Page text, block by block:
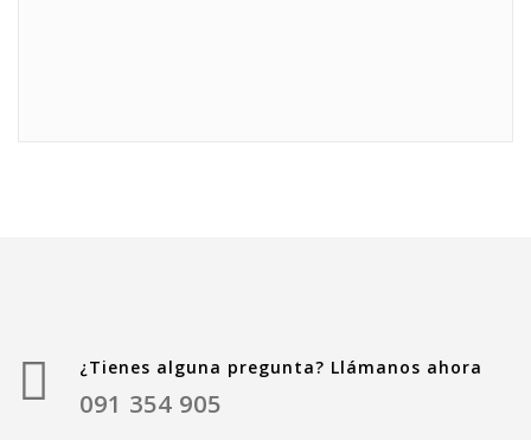
¿Tienes alguna pregunta? Llámanos ahora
091 354 905